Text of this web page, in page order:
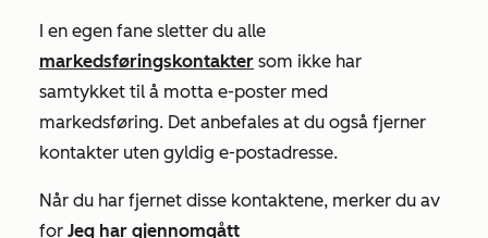
I en egen fane sletter du alle
markedsføringskontakter som ikke har
samtykket til å motta e-poster med
markedsføring. Det anbefales at du også fjerner
kontakter uten gyldig e-postadresse.
Når du har fjernet disse kontaktene, merker du av
for Jeg har gjennomgått